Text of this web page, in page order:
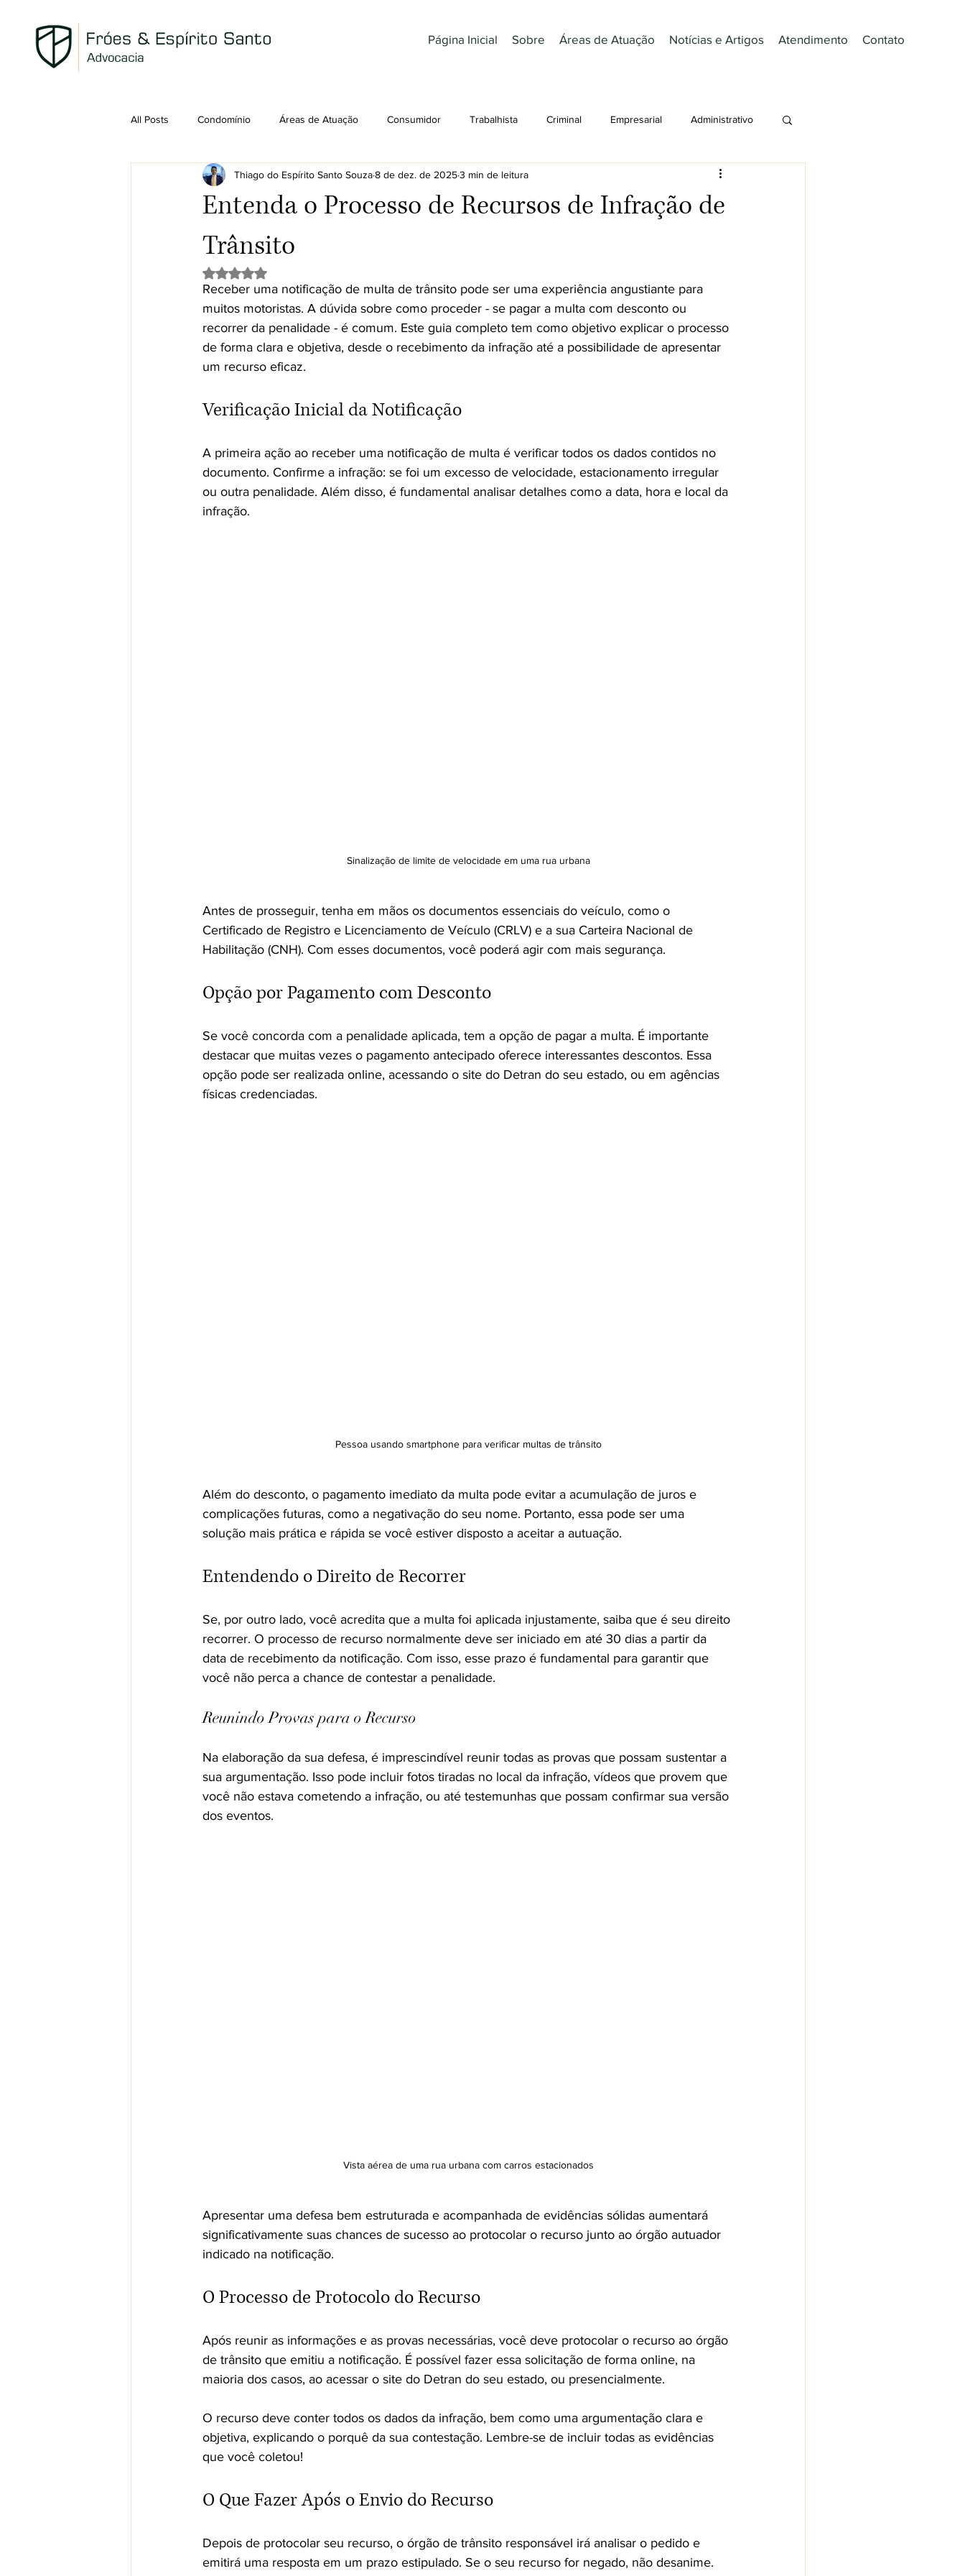
Página Inicial Sobre Áreas de Atuação Notícias e Artigos Atendimento Contato
All Posts Condomínio Áreas de Atuação Consumidor Trabalhista Criminal Empresarial Administrativo
Previdenciário Digital Médico Trânsito Civil Imobiliário
Entenda o Processo de Recursos de Infração de
Trânsito
Thiago do Espírito Santo Souza8 de dez. de 20253 min de leitura
Avaliado com NaN de 5 estrelas.
Receber uma notificação de multa de trânsito pode ser uma experiência angustiante para
muitos motoristas. A dúvida sobre como proceder - se pagar a multa com desconto ou
recorrer da penalidade - é comum. Este guia completo tem como objetivo explicar o processo
de forma clara e objetiva, desde o recebimento da infração até a possibilidade de apresentar
um recurso eficaz.
Verificação Inicial da Notificação
A primeira ação ao receber uma notificação de multa é verificar todos os dados contidos no
documento. Confirme a infração: se foi um excesso de velocidade, estacionamento irregular
ou outra penalidade. Além disso, é fundamental analisar detalhes como a data, hora e local da
infração.
Sinalização de limite de velocidade em uma rua urbana
Antes de prosseguir, tenha em mãos os documentos essenciais do veículo, como o
Certificado de Registro e Licenciamento de Veículo (CRLV) e a sua Carteira Nacional de
Habilitação (CNH). Com esses documentos, você poderá agir com mais segurança.
Opção por Pagamento com Desconto
Se você concorda com a penalidade aplicada, tem a opção de pagar a multa. É importante
destacar que muitas vezes o pagamento antecipado oferece interessantes descontos. Essa
opção pode ser realizada online, acessando o site do Detran do seu estado, ou em agências
físicas credenciadas.
Pessoa usando smartphone para verificar multas de trânsito
Além do desconto, o pagamento imediato da multa pode evitar a acumulação de juros e
complicações futuras, como a negativação do seu nome. Portanto, essa pode ser uma
solução mais prática e rápida se você estiver disposto a aceitar a autuação.
Entendendo o Direito de Recorrer
Se, por outro lado, você acredita que a multa foi aplicada injustamente, saiba que é seu direito
recorrer. O processo de recurso normalmente deve ser iniciado em até 30 dias a partir da
data de recebimento da notificação. Com isso, esse prazo é fundamental para garantir que
você não perca a chance de contestar a penalidade.
Reunindo Provas para o Recurso
Na elaboração da sua defesa, é imprescindível reunir todas as provas que possam sustentar a
sua argumentação. Isso pode incluir fotos tiradas no local da infração, vídeos que provem que
você não estava cometendo a infração, ou até testemunhas que possam confirmar sua versão
dos eventos.
Vista aérea de uma rua urbana com carros estacionados
Apresentar uma defesa bem estruturada e acompanhada de evidências sólidas aumentará
significativamente suas chances de sucesso ao protocolar o recurso junto ao órgão autuador
indicado na notificação.
O Processo de Protocolo do Recurso
Após reunir as informações e as provas necessárias, você deve protocolar o recurso ao órgão
de trânsito que emitiu a notificação. É possível fazer essa solicitação de forma online, na
maioria dos casos, ao acessar o site do Detran do seu estado, ou presencialmente.
O recurso deve conter todos os dados da infração, bem como uma argumentação clara e
objetiva, explicando o porquê da sua contestação. Lembre-se de incluir todas as evidências
que você coletou!
O Que Fazer Após o Envio do Recurso
Depois de protocolar seu recurso, o órgão de trânsito responsável irá analisar o pedido e
emitirá uma resposta em um prazo estipulado. Se o seu recurso for negado, não desanime.